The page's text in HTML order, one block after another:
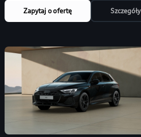
Zapytaj o ofertę Szczegóły